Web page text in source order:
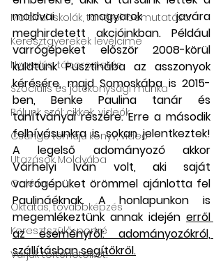
Moldvai iskolák, tanárok bemutatása
Keresztgyerekek levélcíme
Nyaralás, táboroztatás
Szociális és jótékonysági munka
Rólunk szól: cikkek, videók
Csángó témájú könyv, videó
Utazások Moldvába
Galéria
Oktatás, továbbképzés
Keresztszülő-portré
Várjuk történeteiket!
moldvai magyarok javára
meghirdetett akcióinkban. Például
varrógépeket először 2008-körül
küldtünk Pusztinába az asszonyok
kérésére, majd Somoskába is 2015-
ben, Benke Paulina tanár és
tanítványai részére. Erre a második
felhívásunkra is sokan jelentkeztek!
A legelső adományozó akkor
Várhelyi Iván volt, aki saját
varrógépüket örömmel ajánlotta fel
Paulináéknak. A honlapunkon is
megemlékeztünk annak idején erről
az eseményről: adományozókról,
szállításban segítőkről.